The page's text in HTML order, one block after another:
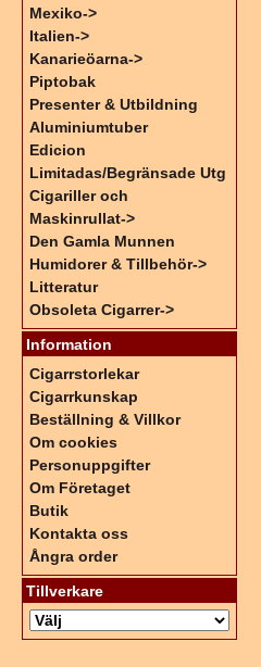
Mexiko->
Italien->
Kanarieöarna->
Piptobak
Presenter & Utbildning
Aluminiumtuber
Edicion
Limitadas/Begränsade Utg
Cigariller och
Maskinrullat->
Den Gamla Munnen
Humidorer & Tillbehör->
Litteratur
Obsoleta Cigarrer->
Information
Cigarrstorlekar
Cigarrkunskap
Beställning & Villkor
Om cookies
Personuppgifter
Om Företaget
Butik
Kontakta oss
Ångra order
Tillverkare